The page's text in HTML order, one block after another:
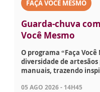
FAÇA VOCÊ MESMO
Guarda-chuva
Você Mesmo
O programa “Faça
diversidade de
manuais, trazendo
05 AGO 2026 - 14H45